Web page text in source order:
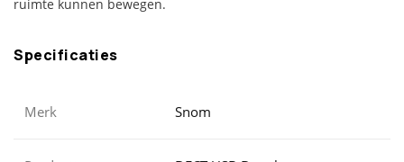
ruimte kunnen bewegen.
Specificaties
Merk Snom